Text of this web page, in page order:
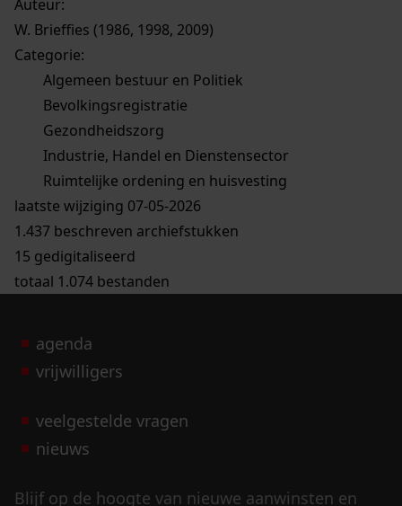
Auteur:
W. Brieffies (1986, 1998, 2009)
Categorie:
Algemeen bestuur en Politiek
Bevolkingsregistratie
Gezondheidszorg
Industrie, Handel en Dienstensector
Ruimtelijke ordening en huisvesting
laatste wijziging 07-05-2026
1.437 beschreven archiefstukken
15 gedigitaliseerd
totaal 1.074 bestanden
agenda
vrijwilligers
veelgestelde vragen
nieuws
Blijf op de hoogte van nieuwe aanwinsten en